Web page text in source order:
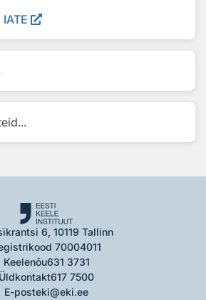
6, 10119 Tallinn
70004011
Keelenõu631 3731
Üldkontakt617 7500
E-posteki@eki.ee